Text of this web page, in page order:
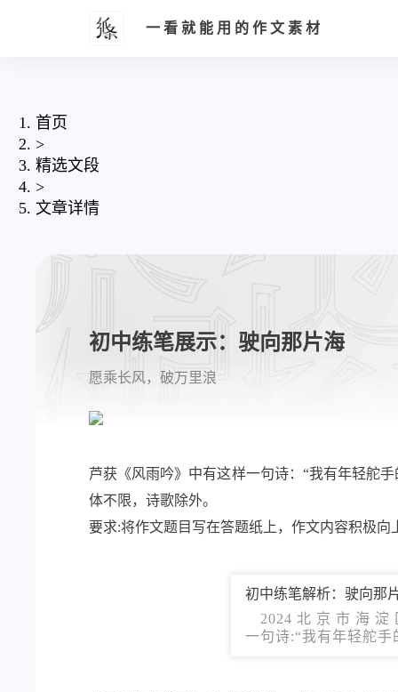
一看就能用的作文素材
首页
>
精选文段
>
文章详情
初中练笔展示：驶向那片海
愿乘长风，破万里浪
芦获《风雨吟》中有这样一句诗：“我有年轻舵
体不限，诗歌除外。
要求:将作文题目写在答题纸上，作文内容积极
初中练笔解析：驶向那
2024 北 京 市 海 淀
一句诗:“我有年轻舵